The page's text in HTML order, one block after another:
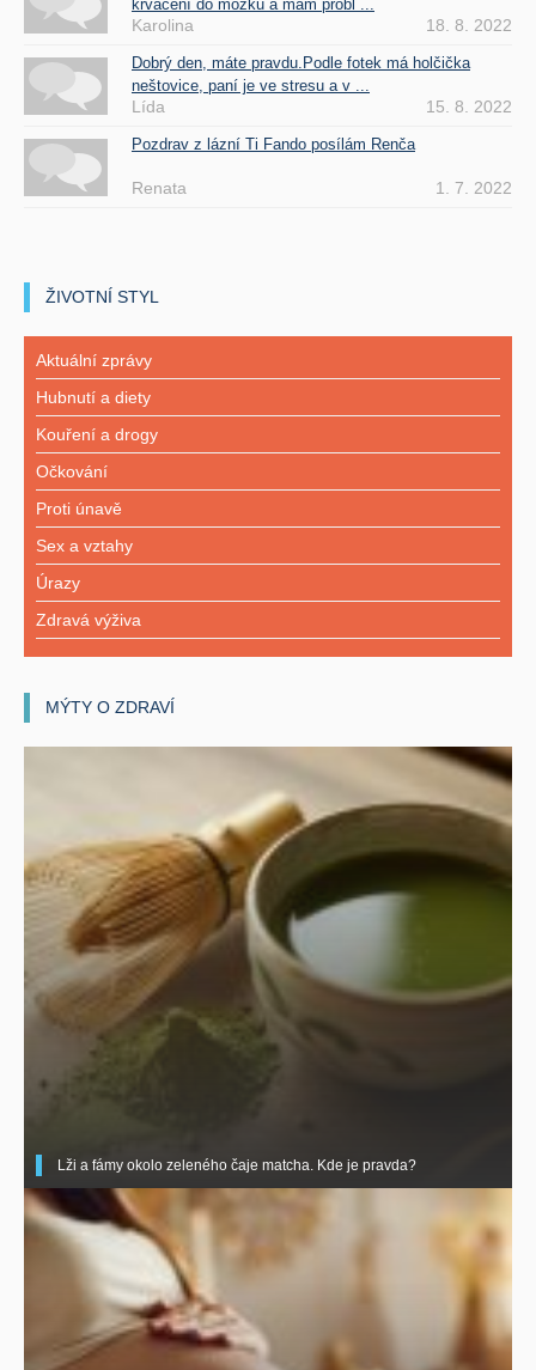
krvácení do mozku a mám probl ...
Karolina 18. 8. 2022
Dobrý den, máte pravdu.Podle fotek má holčička
neštovice, paní je ve stresu a v ...
Lída 15. 8. 2022
Pozdrav z lázní Ti Fando posílám Renča
Renata 1. 7. 2022
ŽIVOTNÍ STYL
Aktuální zprávy
Hubnutí a diety
Kouření a drogy
Očkování
Proti únavě
Sex a vztahy
Úrazy
Zdravá výživa
MÝTY O ZDRAVÍ
Lži a fámy okolo zeleného čaje matcha. Kde je pravda?